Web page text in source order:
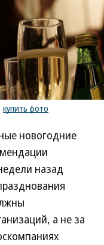
купить фото
новогодние
назад
а не за